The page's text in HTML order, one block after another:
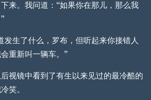
来。我问道：“如果你在那儿，那么我
发生了什么，罗布，但听起来你接错人
重新叫一辆车。”
视镜中看到了有生以来见过的最冷酷的
笑。